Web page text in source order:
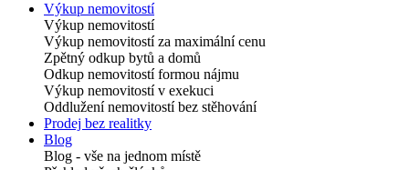
Výkup nemovitostí
Výkup nemovitostí
Výkup nemovitostí za maximální cenu
Zpětný odkup bytů a domů
Odkup nemovitostí formou nájmu
Výkup nemovitostí v exekuci
Oddlužení nemovitostí bez stěhování
Prodej bez realitky
Blog
Blog - vše na jednom místě